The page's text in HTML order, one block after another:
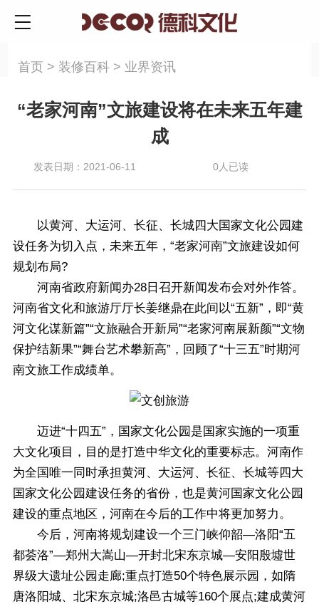
首页 > 装修百科> 业界资讯
“老家河南”文旅建设将在未来五年建
成
发表日期： 2021-06-11 0 人已读
以黄河、大运河、长征、长城四大国家文化公园建
设任务为切入点，未来五年，“老家河南”文旅建设如何
规划布局?
河南省政府新闻办28日召开新闻发布会对外作答。
河南省文化和旅游厅厅长姜继鼎在此间以“五新”，即“黄
河文化谋新篇”“文旅融合开新局”“老家河南展新颜”“文物
保护结新果”“舞台艺术攀新高”，回顾了“十三五”时期河
南文旅工作成绩单。
迈进“十四五”，国家文化公园是国家实施的一项重
大文化项目，目的是打造中华文化的重要标志。河南作
为全国唯一同时承担黄河、大运河、长征、长城等四大
国家文化公园建设任务的省份，也是黄河国家文化公园
建设的重点地区，河南在今后的工作中将更加努力。
今后，河南将规划建设一个三门峡仰韶—洛阳“五
都荟洛”—郑州大嵩山—开封北宋东京城—安阳殷墟世
界级大遗址公园走廊;重点打造50个特色展示园，如隋
唐洛阳城、北宋东京城;洛邑古城等160个展点;建成黄河